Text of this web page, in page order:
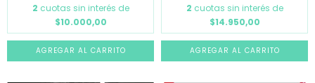
2 cuotas sin interés de
$10.000,00
2 cuotas sin interés de
$14.950,00